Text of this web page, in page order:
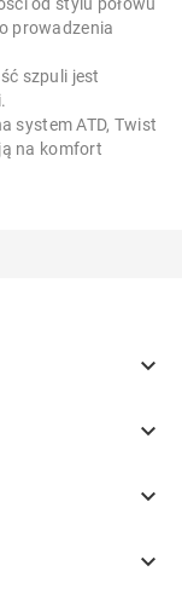
prowadzenia
szpuli jest
system ATD, Twist
na komfort

keyboard_arrow_down
keyboard_arrow_down
